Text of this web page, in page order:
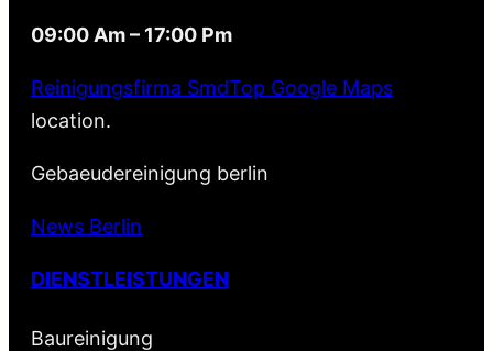
09:00 Am – 17:00 Pm
Reinigungsfirma SmdTop Google Maps
location.
Gebaeudereinigung berlin
News Berlin
DIENSTLEISTUNGEN
Baureinigung